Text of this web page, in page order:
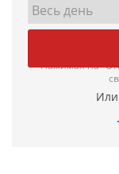
Нажимая на